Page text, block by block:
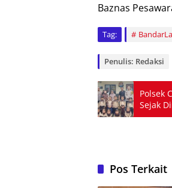
Baznas
Tag:
Penulis: Redaksi
Polsek
Sejak
Pos Terkait